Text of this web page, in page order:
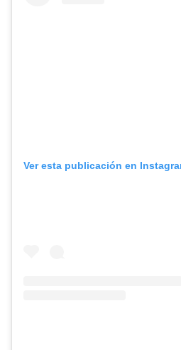
Ver esta publicación en